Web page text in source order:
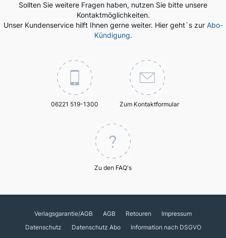
Sollten Sie weitere Fragen haben, nutzen Sie bitte unsere
Kontaktmöglichkeiten.
Unser Kundenservice hilft Ihnen gerne weiter. Hier geht`s zur Abo-
Kündigung.
06221 519-1300 Zum Kontaktformular
Zu den FAQ's
Verlagsgarantie/AGB AGB Retouren
Impressum
Datenschutz
Datenschutz Abo
Information nach DSGVO